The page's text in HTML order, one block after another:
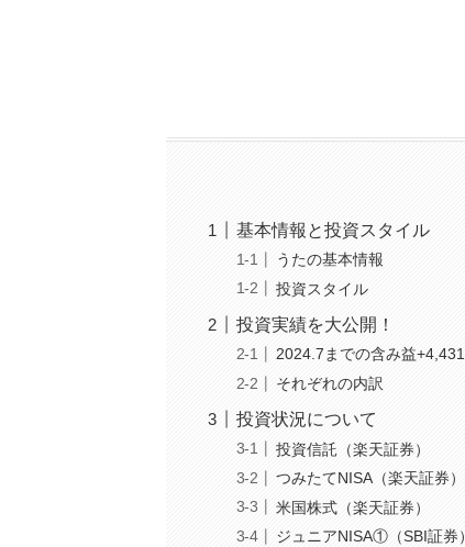
基本情報と投資スタイル
うたの基本情報
投資スタイル
投資実績を大公開！
2024.7までの含み益
それぞれの内訳
投資状況について
投資信託（楽天証券）
つみたてNISA（楽天証券）
米国株式（楽天証券）
ジュニアNISA①（SBI証券）